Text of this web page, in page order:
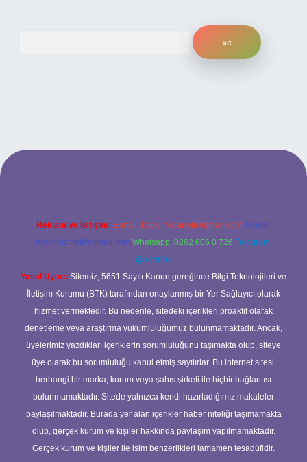
giriş
Reklam ve İletişim: E-mail: backlinkpaneli@gmail.com Teams:
forumhizmeti@gmail.com Whatsapp: 0262 606 0 726 Telegram:
@karabul
Yasal Uyarı: Sitemiz, 5651 Sayılı Kanun gereğince Bilgi Teknolojileri ve
İletişim Kurumu (BTK) tarafından onaylanmış bir Yer Sağlayıcı olarak
hizmet vermektedir. Bu nedenle, sitedeki içerikleri proaktif olarak
denetleme veya araştırma yükümlülüğümüz bulunmamaktadır. Ancak,
üyelerimiz yazdıkları içeriklerin sorumluluğunu taşımakta olup, siteye
üye olarak bu sorumluluğu kabul etmiş sayılırlar. Bu internet sitesi,
herhangi bir marka, kurum veya şahıs şirketi ile hiçbir bağlantısı
bulunmamaktadır. Sitede yalnızca kendi hazırladığımız makaleler
paylaşılmaktadır. Burada yer alan içerikler haber niteliği taşımamakta
olup, gerçek kurum ve kişiler hakkında paylaşım yapılmamaktadır.
Gerçek kurum ve kişiler ile isim benzerlikleri tamamen tesadüfidir.